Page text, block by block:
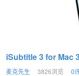
iSubtitle 3 for Mac
麦克先生 3826浏览 0